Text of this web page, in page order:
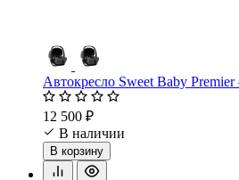
Автокресло Sweet Baby
12 500 ₽
В наличии
В корзину